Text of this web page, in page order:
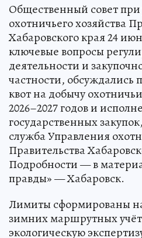
Общественный совет
охотничьего хозяйства
Хабаровского края 24
ключевые вопросы
деятельности и
частности, обсуждались
квот на добычу
2026–2027 годов и
государственных
служба Управления
Правительства
Подробности — в
правды» — Хабаровск.
Лимиты сформированы
зимних маршрутных
экологическую